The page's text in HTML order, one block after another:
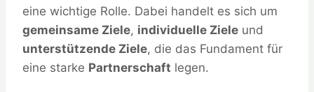
eine wichtige Rolle. Dabei handelt es sich um
gemeinsame Ziele, individuelle Ziele und
unterstützende Ziele, die das Fundament für
eine starke Partnerschaft legen.